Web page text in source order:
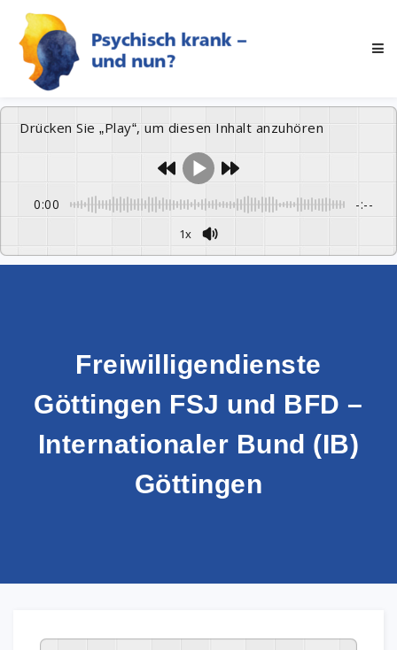
Drücken Sie „Play“, um diesen Inhalt anzuhören
0:00 -:--
1x
Freiwilligendienste
Göttingen FSJ und BFD –
Internationaler Bund (IB)
Göttingen